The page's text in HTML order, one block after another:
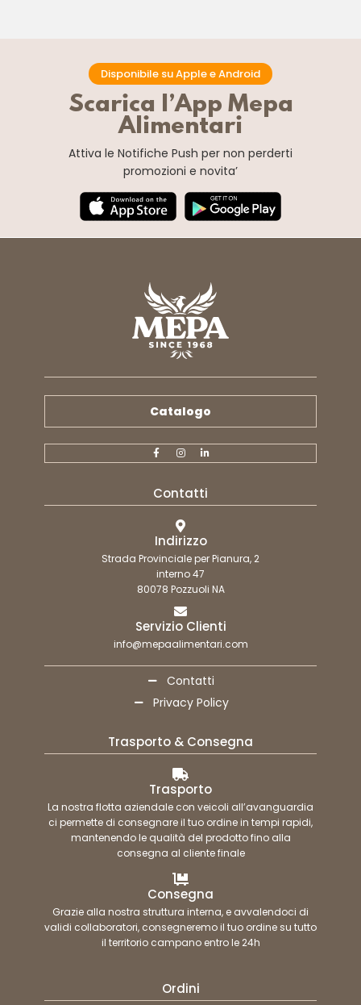
Disponibile su Apple e Android
Scarica l’App Mepa
Alimentari
Attiva le Notifiche Push per non perderti
promozioni e novita’
Catalogo
Contatti
Indirizzo
Strada Provinciale per Pianura, 2
interno 47
80078 Pozzuoli NA
Servizio Clienti
info@mepaalimentari.com
Contatti
Privacy Policy
Trasporto & Consegna
Trasporto
La nostra flotta aziendale con veicoli all’avanguardia
ci permette di consegnare il tuo ordine in tempi rapidi,
mantenendo le qualità del prodotto fino alla
consegna al cliente finale
Consegna
Grazie alla nostra struttura interna, e avvalendoci di
validi collaboratori, consegneremo il tuo ordine su tutto
il territorio campano entro le 24h
Ordini